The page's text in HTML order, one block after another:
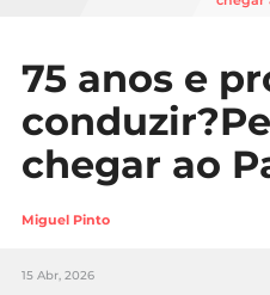
Carreira
Casa
Lifestyle
Sociedade
75 anos e
chegar ao
Miguel Pinto
15 Abr, 2026